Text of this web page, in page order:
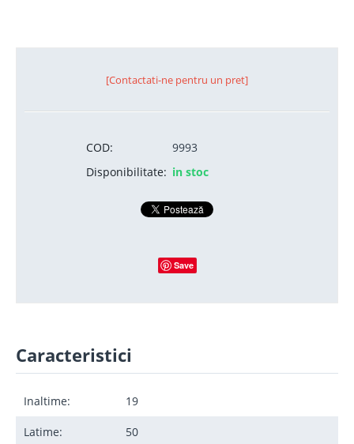
[Contactati-ne pentru un pret]
COD:
9993
Disponibilitate: in stoc
Save
Caracteristici
Inaltime: 19
Latime: 50